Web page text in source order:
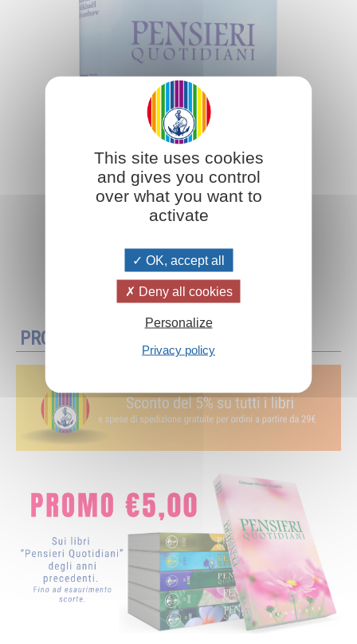
Aggiungi al carrello
PROMOZIONI
This site uses cookies
and gives you control
over what you want to
activate
OK, accept all
Deny all cookies
Personalize
Privacy policy